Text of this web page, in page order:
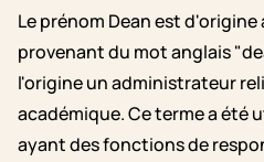
Le prénom Dean est
provenant du mot anglais
l'origine un administrateur
académique. Ce terme a été
ayant des fonctions de